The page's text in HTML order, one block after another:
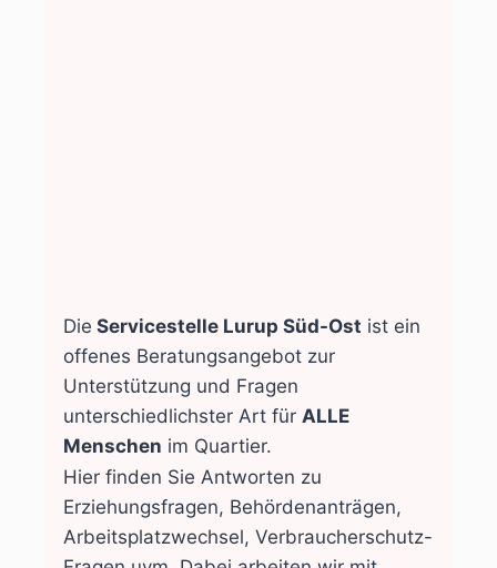
Die Servicestelle Lurup Süd-Ost ist ein
offenes Beratungsangebot zur
Unterstützung und Fragen
unterschiedlichster Art für ALLE
Menschen im Quartier.
Hier finden Sie Antworten zu
Erziehungsfragen, Behördenanträgen,
Arbeitsplatzwechsel, Verbraucherschutz-